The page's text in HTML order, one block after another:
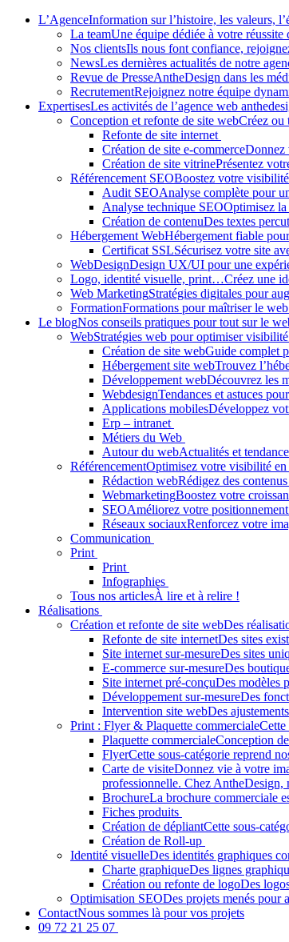
L’AgenceInformation sur l’histoire, les valeurs,
La teamUne équipe dédiée à votre réussite
Nos clientsIls nous font confiance,
NewsLes dernières actualités de notre
Revue de PresseAntheDesign dans les
RecrutementRejoignez notre équipe
ExpertisesLes activités de l’agence web
Conception et refonte de site webCréez ou
Refonte de site internet
Création de site e-commerceDonnez
Création de site vitrinePrésentez
Référencement SEOBoostez votre
Audit SEOAnalyse complète pour
Analyse technique SEOOptimisez la
Création de contenuDes textes
Hébergement WebHébergement fiable
Certificat SSLSécurisez votre site
WebDesignDesign UX/UI pour une
Logo, identité visuelle, print…Créez une
Web MarketingStratégies digitales pour
FormationFormations pour maîtriser le
Le blogNos conseils pratiques pour tout sur le
WebStratégies web pour optimiser
Création de site webGuide complet
Hébergement site webTrouvez
Développement webDécouvrez les
WebdesignTendances et astuces
Applications mobilesDéveloppez
Erp – intranet
Métiers du Web
Autour du webActualités et
RéférencementOptimisez votre visibilité
Rédaction webRédigez des
WebmarketingBoostez votre
SEOAméliorez votre
Réseaux sociauxRenforcez votre
Communication
Print
Print
Infographies
Tous nos articlesÀ lire et à relire !
Réalisations
Création et refonte de site webDes
Refonte de site internetDes sites
Site internet sur-mesureDes sites
E-commerce sur-mesureDes
Site internet pré-conçuDes modèles
Développement sur-mesureDes
Intervention site webDes
Print : Flyer & Plaquette commercialeCette
Plaquette commercialeConception
FlyerCette sous-catégorie reprend
Carte de visiteDonnez vie à votre
professionnelle. Chez AntheDesign,
BrochureLa brochure commerciale
Fiches produits
Création de dépliantCette sous-
Création de Roll-up
Identité visuelleDes identités graphiques
Charte graphiqueDes lignes
Création ou refonte de logoDes
Optimisation SEODes projets menés pour
ContactNous sommes là pour vos projets
09 72 21 25 07